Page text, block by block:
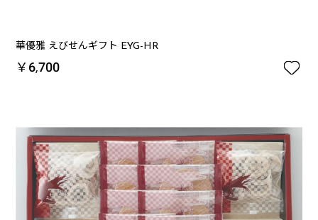
華優雅 えびせんギフト EYG-HR
￥6,700 